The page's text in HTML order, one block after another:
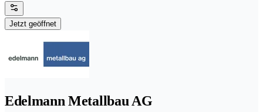
Jetzt geöffnet
Edelmann Metallbau AG